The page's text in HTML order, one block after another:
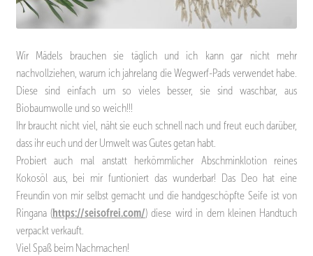
Wir Mädels brauchen sie täglich und ich kann gar nicht mehr
nachvollziehen, warum ich jahrelang die Wegwerf-Pads verwendet habe.
Diese sind einfach um so vieles besser, sie sind waschbar, aus
Biobaumwolle und so weich!!!
Ihr braucht nicht viel, näht sie euch schnell nach und freut euch darüber,
dass ihr euch und der Umwelt was Gutes getan habt.
Probiert auch mal anstatt herkömmlicher Abschminklotion reines
Kokosöl aus, bei mir funtioniert das wunderbar! Das Deo hat eine
Freundin von mir selbst gemacht und die handgeschöpfte Seife ist von
Ringana (https://seisofrei.com/) diese wird in dem kleinen Handtuch
verpackt verkauft.
Viel Spaß beim Nachmachen!